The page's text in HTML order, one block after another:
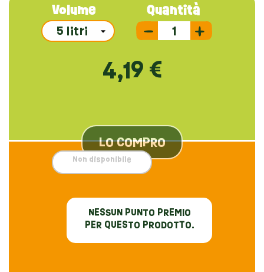
Quantità
Volume
4,19 €
NESSUN PUNTO PREMIO
PER QUESTO PRODOTTO.
LO COMPRO
Non disponibile